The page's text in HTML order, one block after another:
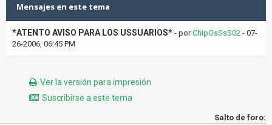
Mensajes en este tema
*ATENTO AVISO PARA LOS USSUARIOS* - porChIpOsSsS02 - 07-
26-2006, 06:45 PM
Ver la versión para impresión
Suscribirse a este tema
Salto de foro: